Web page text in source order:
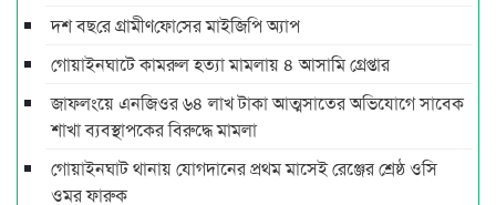
দশ বছ‌রে গ্রামীণ‌ফো‌সের মাইজিপি অ্যাপ
গোয়াইনঘাটে কামরুল হত্যা মামলায় ৪ আসামি গ্রেপ্তার
জাফলংয়ে এনজিওর ৬৪ লাখ টাকা আত্মসাতের অভিযোগে সাবেক
শাখা ব্যবস্থাপকের বিরুদ্ধে মামলা
গোয়াইনঘাট থানায় যোগদানের প্রথম মাসেই রেঞ্জের শ্রেষ্ঠ ওসি
ওমর ফারুক